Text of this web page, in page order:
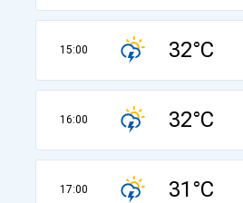
15:00 32°C
16:00 32°C
17:00 31°C